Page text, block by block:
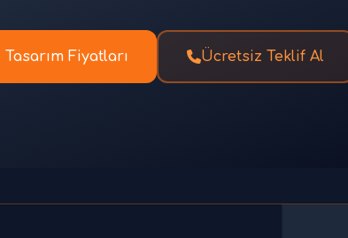
Tasarım Fiyatları Ücretsiz Teklif Al